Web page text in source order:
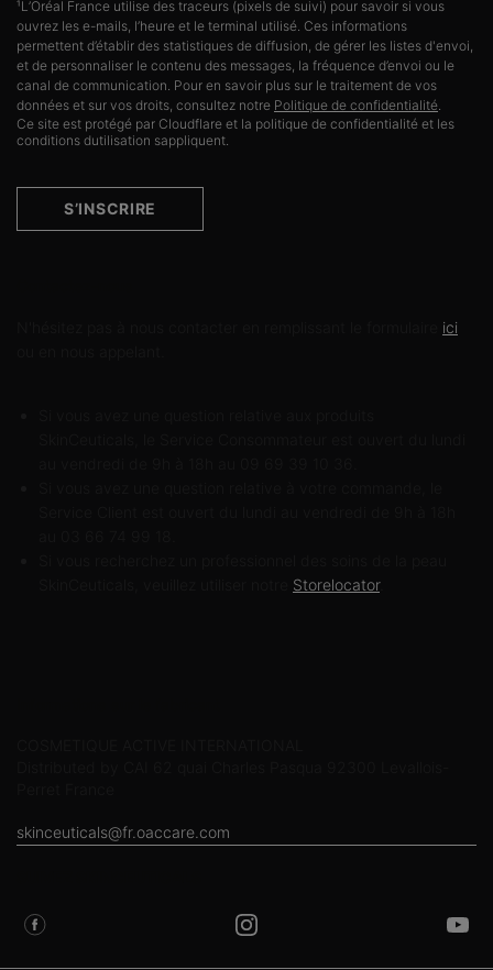
¹L’Oréal France utilise des traceurs (pixels de suivi) pour savoir si vous
ouvrez les e-mails, l’heure et le terminal utilisé. Ces informations
permettent d’établir des statistiques de diffusion, de gérer les listes d'envoi,
et de personnaliser le contenu des messages, la fréquence d’envoi ou le
canal de communication. Pour en savoir plus sur le traitement de vos
données et sur vos droits, consultez notre Politique de confidentialité.
Ce site est protégé par Cloudflare et la politique de confidentialité et les
conditions dutilisation sappliquent.
S’INSCRIRE
ici
Storelocator.
skinceuticals@fr.oaccare.com